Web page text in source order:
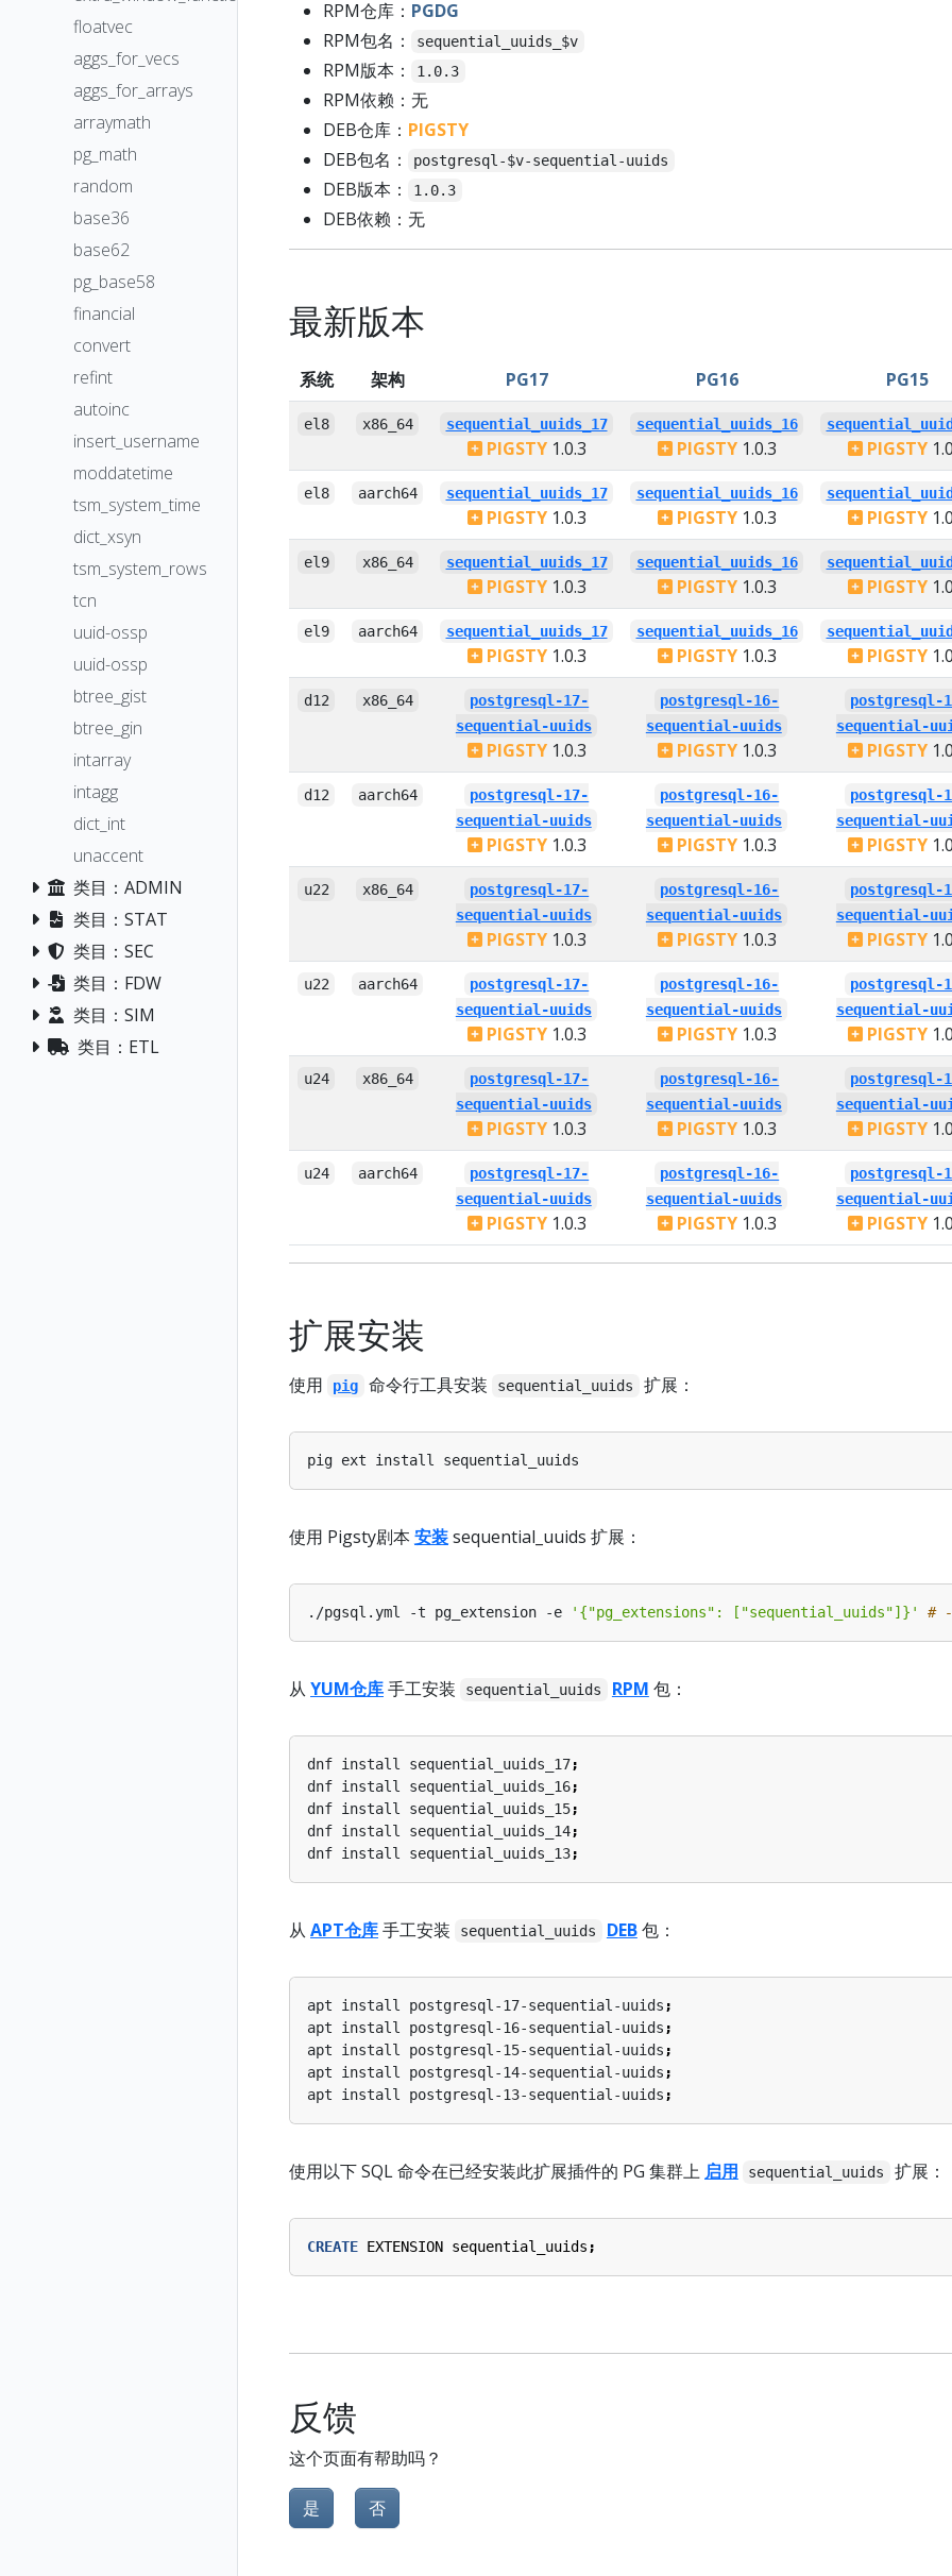
floatvec
aggs_for_vecs
aggs_for_arrays
arraymath
pg_math
random
base36
base62
pg_base58
financial
convert
refint
autoinc
insert_username
moddatetime
tsm_system_time
dict_xsyn
tsm_system_rows
tcn
uuid-ossp
uuid-ossp
btree_gist
btree_gin
intarray
intagg
dict_int
unaccent
类目：ADMIN
类目：STAT
类目：SEC
类目：FDW
类目：SIM
类目：ETL
RPM仓库： PGDG
RPM包名：
sequential_uuids_$v
RPM版本： 1.0.3
RPM依赖：无
DEB仓库： PIGSTY
DEB包名：
postgresql-$v-sequential-uuids
DEB版本： 1.0.3
DEB依赖：无
最新版本
系统 架构 PG17 PG16 PG15
el8 x86_64 sequential_uuids_17
PIGSTY1.0.3
sequential_uuids_16
PIGSTY1.0.3 PIGSTY
el8 aarch64 sequential_uuids_17
PIGSTY1.0.3
sequential_uuids_16
PIGSTY1.0.3 PIGSTY
el9 x86_64 sequential_uuids_17
PIGSTY1.0.3
sequential_uuids_16
PIGSTY1.0.3 PIGSTY
el9 aarch64 sequential_uuids_17
PIGSTY1.0.3
sequential_uuids_16
PIGSTY1.0.3 PIGSTY
d12 x86_64
postgresql-17-
sequential-uuids
PIGSTY1.0.3
postgresql-16-
sequential-uuids
PIGSTY1.0.3
postgresql-
sequential-
PIGSTY
d12 aarch64
postgresql-17-
sequential-uuids
PIGSTY1.0.3
postgresql-16-
sequential-uuids
PIGSTY1.0.3
postgresql-
sequential-
PIGSTY
u22 x86_64
postgresql-17-
sequential-uuids
PIGSTY1.0.3
postgresql-16-
sequential-uuids
PIGSTY1.0.3
postgresql-
sequential-
PIGSTY
u22 aarch64
postgresql-17-
sequential-uuids
PIGSTY1.0.3
postgresql-16-
sequential-uuids
PIGSTY1.0.3
postgresql-
sequential-
PIGSTY
u24 x86_64
postgresql-17-
sequential-uuids
PIGSTY1.0.3
postgresql-16-
sequential-uuids
PIGSTY1.0.3
postgresql-
sequential-
PIGSTY
u24 aarch64
postgresql-17-
sequential-uuids
PIGSTY1.0.3
postgresql-16-
sequential-uuids
PIGSTY1.0.3
postgresql-
sequential-
PIGSTY
扩展安装
使用 pig 命令行工具安装 sequential_uuids 扩展：
使用 Pigsty剧本 安装sequential_uuids 扩展：
./pgsql.yml -t pg_extension -e '{"pg_extensions": ["sequential_uuids"]}' # -
从 YUM仓库手工安装 sequential_uuids RPM 包：
dnf install sequential_uuids_17;
dnf install sequential_uuids_16;
dnf install sequential_uuids_15;
dnf install sequential_uuids_14;
dnf install sequential_uuids_13;
从 APT仓库手工安装 sequential_uuids DEB包：
apt install postgresql-17-sequential-uuids;
apt install postgresql-16-sequential-uuids;
apt install postgresql-15-sequential-uuids;
apt install postgresql-14-sequential-uuids;
apt install postgresql-13-sequential-uuids;
使用以下 SQL 命令在已经安装此扩展插件的 PG 集群上 启用 sequential_uuids 扩展：
CREATE EXTENSION sequential_uuids;
反馈
这个页面有帮助吗？
是 否